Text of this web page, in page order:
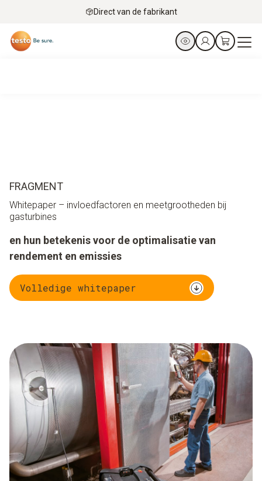
Direct van de fabrikant
FRAGMENT
Whitepaper – invloedfactoren en meetgrootheden bij
gasturbines
en hun betekenis voor de optimalisatie van
rendement en emissies
Volledige whitepaper